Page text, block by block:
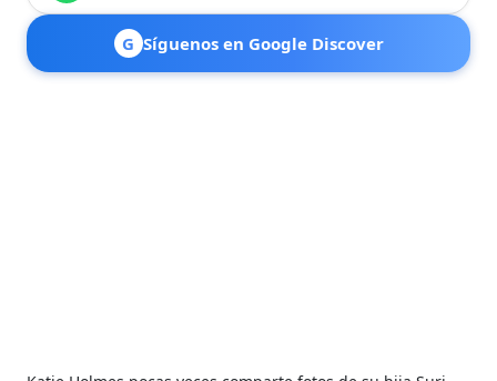
G Síguenos en Google Discover